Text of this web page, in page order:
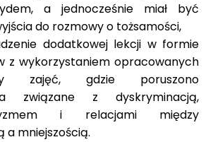
a jednocześnie miał być
do rozmowy o tożsamości,
dodatkowej lekcji w formie
z wykorzystaniem opracowanych
zajęć, gdzie poruszono
związane z dyskryminacją,
i relacjami między
a mniejszością.